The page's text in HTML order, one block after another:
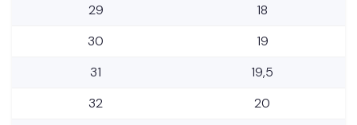
29
18
30
19
31
19,5
32
20